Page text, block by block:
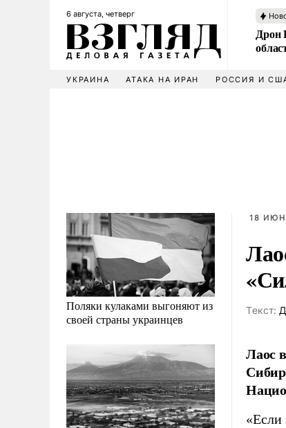
6 августа, четверг
Дрон
УКРАИНА АТАКА НА ИРАН РОССИЯ И
Поляки кулаками выгоняют из
своей страны украинцев
18
Tекст:
Лаос
«Если